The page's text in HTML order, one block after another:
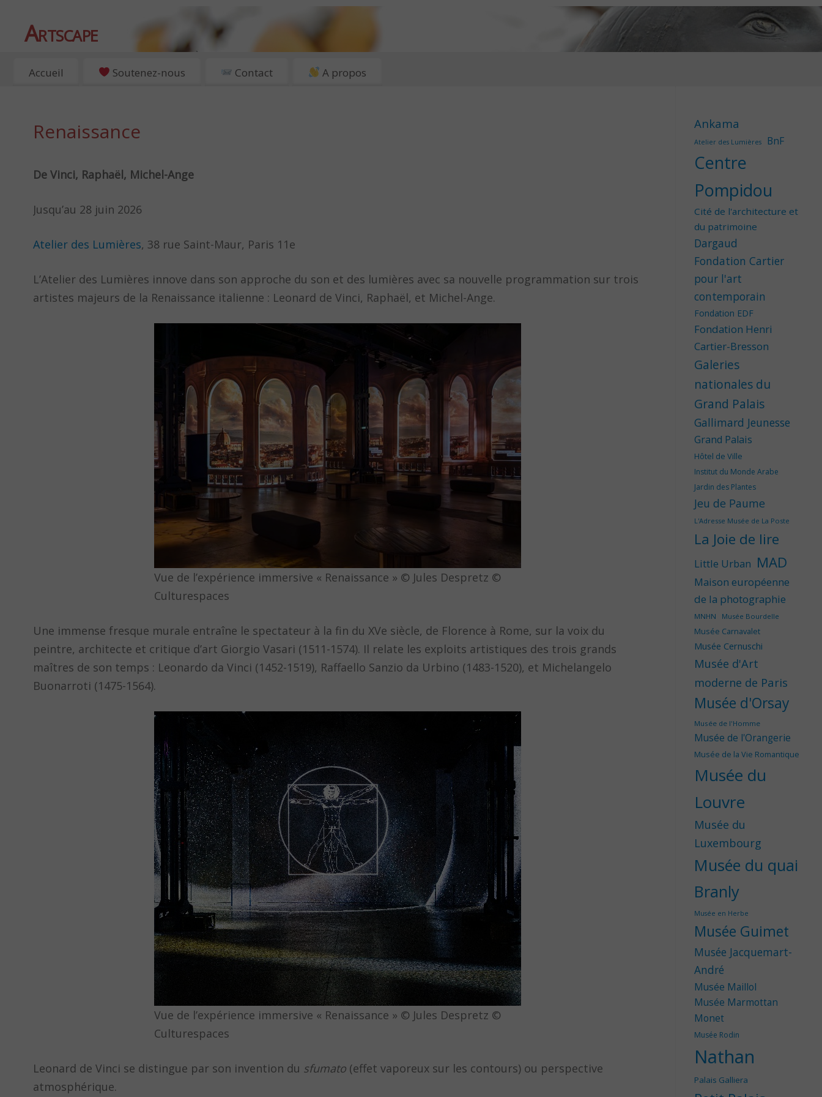
Artscape
EXPOSITIONS, ART ET CULTURE À PARIS
Accueil Soutenez-nous Contact A propos
Renaissance
De Vinci, Raphaël, Michel-Ange
Jusqu’au 28 juin 2026
Atelier des Lumières, 38 rue Saint-Maur, Paris 11e
L’Atelier des Lumières innove dans son approche du son et des lumières avec sa nouvelle programmation sur trois
artistes majeurs de la Renaissance italienne : Leonard de Vinci, Raphaël, et Michel-Ange.
Vue de l’expérience immersive « Renaissance » © Jules Despretz ©
Culturespaces
Une immense fresque murale entraîne le spectateur à la fin du XVe siècle, de Florence à Rome, sur la voix du
peintre, architecte et critique d’art Giorgio Vasari (1511-1574). Il relate les exploits artistiques des trois grands
maîtres de son temps : Leonardo da Vinci (1452-1519), Raffaello Sanzio da Urbino (1483-1520), et Michelangelo
Buonarroti (1475-1564).
Vue de l’expérience immersive « Renaissance » © Jules Despretz ©
Culturespaces
Leonard de Vinci se distingue par son invention du sfumato (effet vaporeux sur les contours) ou perspective
atmosphérique.
Ankama
Atelier des Lumières BnF
Centre
Pompidou
Cité de l'architecture et
du patrimoine
Dargaud
Fondation Cartier
pour l'art
contemporain
Fondation EDF
Fondation Henri
Cartier-Bresson
Galeries
nationales du
Grand Palais
Gallimard Jeunesse
Grand Palais
Hôtel de Ville
Institut du Monde Arabe
Jardin des Plantes
Jeu de Paume
L'Adresse Musée de La Poste
La Joie de lire
Little Urban MAD
Maison européenne
de la photographie
MNHN Musée Bourdelle
Musée Carnavalet
Musée Cernuschi
Musée d'Art
moderne de Paris
Musée d'Orsay
Musée de l'Homme
Musée de l'Orangerie
Musée de la Vie Romantique
Musée du
Louvre
Musée du
Luxembourg
Musée du quai
Branly
Musée en Herbe
Musée Guimet
Musée Jacquemart-
André
Musée Maillol
Musée Marmottan
Monet
Musée Rodin
Nathan
Palais Galliera